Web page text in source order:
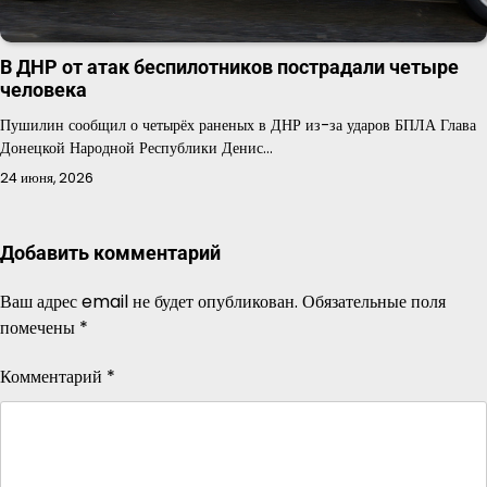
В ДНР от атак беспилотников пострадали четыре
человека
Пушилин сообщил о четырёх раненых в ДНР из-за ударов БПЛА Глава
Донецкой Народной Республики Денис…
24 июня, 2026
Добавить комментарий
Ваш адрес email не будет опубликован. Обязательные поля
помечены *
Комментарий *